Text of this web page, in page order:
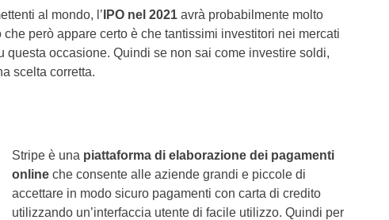
al mondo, l’ IPO nel 2021avrà probabilmente molto
però appare certo è che tantissimi investitori nei mercati
occasione. Quindi se non sai come investire soldi,
scelta corretta.
Stripe è una piattaforma di elaborazione dei pagamenti
onlineche consente alle aziende grandi e piccole di
accettare in modo sicuro pagamenti con carta di credito
utilizzando un’interfaccia utente di facile utilizzo. Quindi per